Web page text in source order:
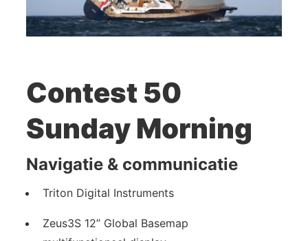
Contest 50
Sunday Morning
Navigatie & communicatie
Triton Digital Instruments
Zeus3S 12” Global Basemap